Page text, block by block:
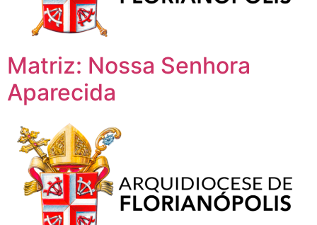
Matriz: Nossa Senhora
Aparecida